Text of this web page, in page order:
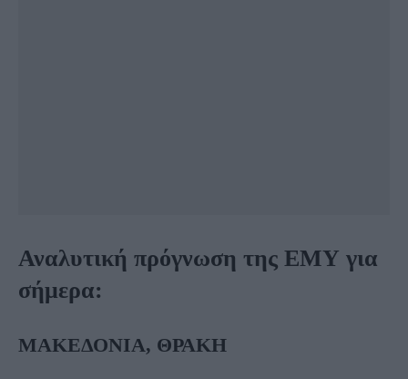
Αναλυτική πρόγνωση της ΕΜΥ για
σήμερα:
ΜΑΚΕΔΟΝΙΑ, ΘΡΑΚΗ